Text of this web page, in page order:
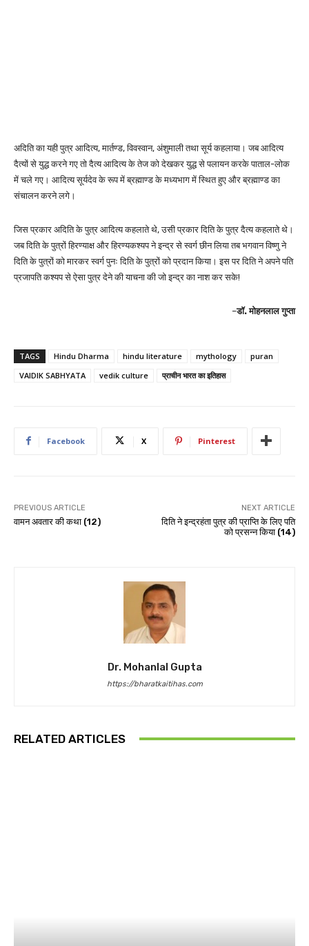
अदिति का यही पुत्र आदित्य, मार्तण्ड, विवस्वान, अंशुमाली तथा सूर्य कहलाया। जब आदित्य
दैत्यों से युद्ध करने गए तो दैत्य आदित्य के तेज को देखकर युद्ध से पलायन करके पाताल-लोक
में चले गए। आदित्य सूर्यदेव के रूप में ब्रह्माण्ड के मध्यभाग में स्थित हुए और ब्रह्माण्ड का
संचालन करने लगे।
जिस प्रकार अदिति के पुत्र आदित्य कहलाते थे, उसी प्रकार दिति के पुत्र दैत्य कहलाते थे।
जब दिति के पुत्रों हिरण्याक्ष और हिरण्यकश्यप ने इन्द्र से स्वर्ग छीन लिया तब भगवान विष्णु ने
दिति के पुत्रों को मारकर स्वर्ग पुनः दिति के पुत्रों को प्रदान किया। इस पर दिति ने अपने पति
प्रजापति कश्यप से ऐसा पुत्र देने की याचना की जो इन्द्र का नाश कर सके!
–डॉ. मोहनलाल गुप्ता
TAGS Hindu Dharma hindu literature mythology
puran
VAIDIK SABHYATA
vedik culture प्राचीन भारत का इतिहास
Facebook X Pinterest
PREVIOUS ARTICLE
वामन अवतार की कथा (12)
NEXT ARTICLE
दिति ने इन्द्रहंता पुत्र की प्राप्ति के लिए पति
को प्रसन्न किया (14)
Dr. Mohanlal Gupta
https://bharatkaitihas.com
RELATED ARTICLES